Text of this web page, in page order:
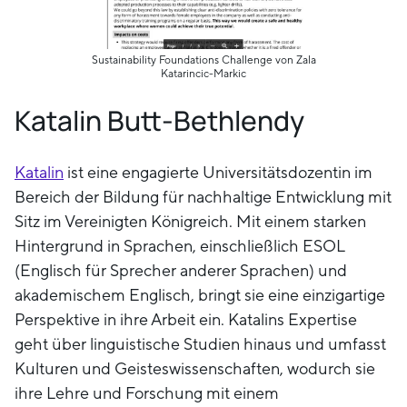
Sustainability Foundations Challenge von Zala
Katarincic-Markic
Katalin Butt-Bethlendy
Katalin ist eine engagierte Universitätsdozentin im
Bereich der Bildung für nachhaltige Entwicklung mit
Sitz im Vereinigten Königreich. Mit einem starken
Hintergrund in Sprachen, einschließlich ESOL
(Englisch für Sprecher anderer Sprachen) und
akademischem Englisch, bringt sie eine einzigartige
Perspektive in ihre Arbeit ein. Katalins Expertise
geht über linguistische Studien hinaus und umfasst
Kulturen und Geisteswissenschaften, wodurch sie
ihre Lehre und Forschung mit einem